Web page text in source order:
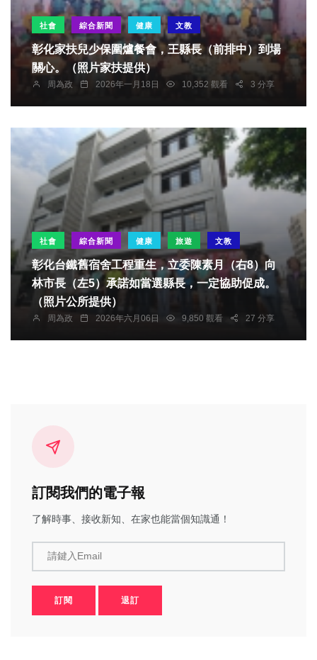
社會 綜合新聞 健康 文教
彰化家扶兒少保圍爐餐會，王縣長（前排中）到場
關心。（照片家扶提供）
周為政 2026年一月18日 10,352 觀看 3 分享
社會 綜合新聞 健康 旅遊 文教
彰化台鐵舊宿舍工程重生，立委陳素月（右8）向
林市長（左5）承諾如當選縣長，一定協助促成。
（照片公所提供）
周為政 2026年六月06日 9,850 觀看 27 分享
訂閱我們的電子報
了解時事、接收新知、在家也能當個知識通！
請鍵入Email
訂閱 退訂